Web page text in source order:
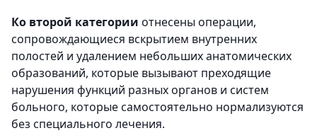
Ко второй категории отнесены операции,
сопровождающиеся вскрытием внутренних
полостей и удалением небольших анатомических
образований, которые вызывают преходящие
нарушения функций разных органов и систем
больного, которые самостоятельно нормализуются
без специального лечения.